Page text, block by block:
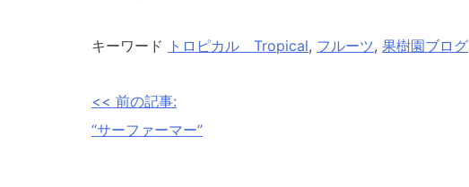
キーワード トロピカル Tropical, フルーツ, 果樹園ブログ
投
<< 前の記事:
“サーファーマー”